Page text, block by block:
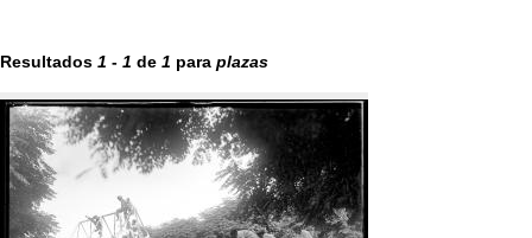
Resultados 1 - 1 de 1 para plazas